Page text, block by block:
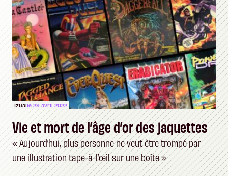
Izualle 29 avril 2022
Vie et mort de l’âge d’or des jaquettes
« Aujourd’hui, plus personne ne veut être trompé par
une illustration tape-à-l’œil sur une boîte »